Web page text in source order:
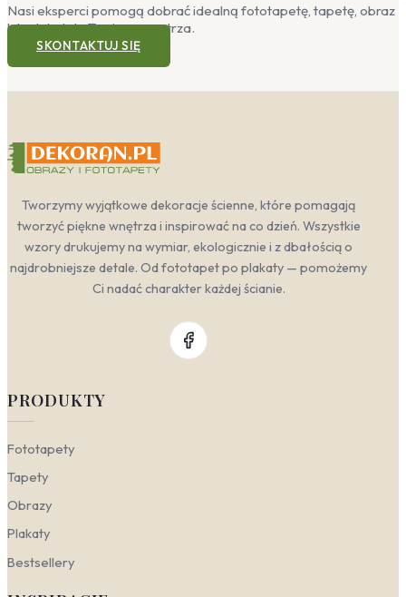
Nasi eksperci pomogą dobrać idealną fototapetę, tapetę, obraz
lub plakat do Twojego wnętrza.
SKONTAKTUJ SIĘ
Tworzymy wyjątkowe dekoracje ścienne, które pomagają
tworzyć piękne wnętrza i inspirować na co dzień. Wszystkie
wzory drukujemy na wymiar, ekologicznie i z dbałością o
najdrobniejsze detale. Od fototapet po plakaty — pomożemy
Ci nadać charakter każdej ścianie.
PRODUKTY
Fototapety
Tapety
Obrazy
Plakaty
Bestsellery